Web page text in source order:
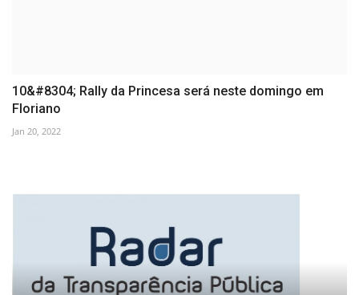
10&#8304; Rally da Princesa será neste domingo em
Floriano
Jan 20, 2022